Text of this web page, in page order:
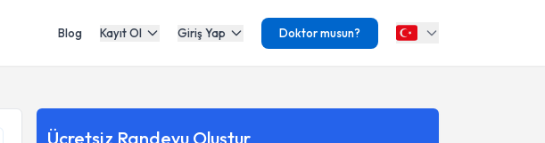
Blog Kayıt Ol Giriş Yap Doktor musun?
Ücretsiz Randevu Oluştur